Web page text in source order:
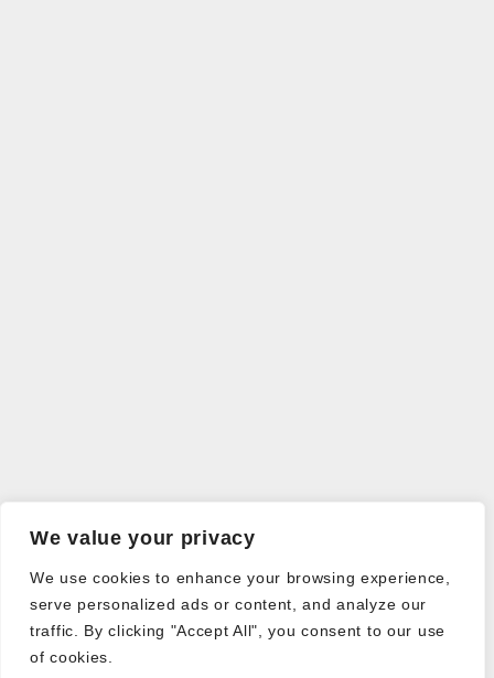
We value your privacy
We use cookies to enhance your browsing experience,
serve personalized ads or content, and analyze our
traffic. By clicking "Accept All", you consent to our use
of cookies.